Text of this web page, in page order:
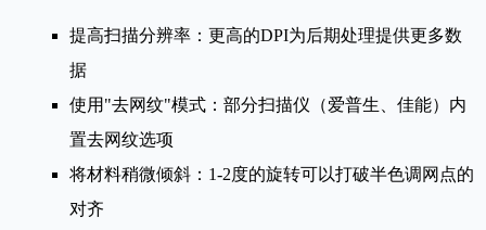
提高扫描分辨率 ：更高的DPI为后期处理提供更多数
据
使用"去网纹"模式 ：部分扫描仪（爱普生、佳能）内
置去网纹选项
将材料稍微倾斜 ：1-2度的旋转可以打破半色调网点的
对齐